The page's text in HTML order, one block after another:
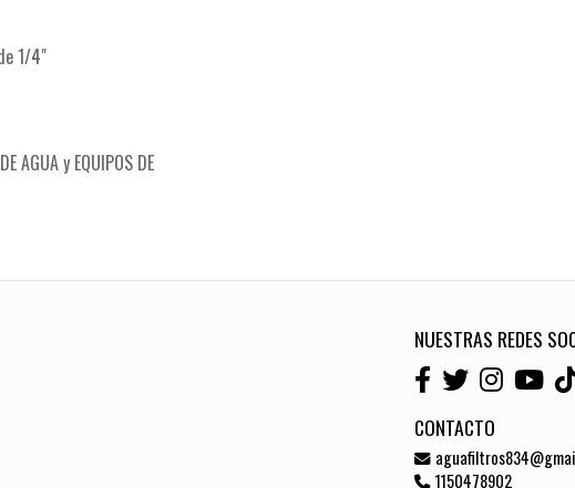
1/4"
AGUA y EQUIPOS DE
NUESTRAS REDES
CONTACTO
1150478902